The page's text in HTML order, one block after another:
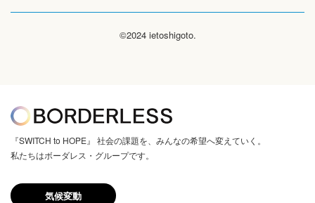
©2024 ietoshigoto.
『SWITCH to HOPE』 社会の課題を、みんなの希望へ変えていく。
私たちはボーダレス・グループです。
気候変動